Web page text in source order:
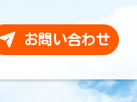
お問い合わせ